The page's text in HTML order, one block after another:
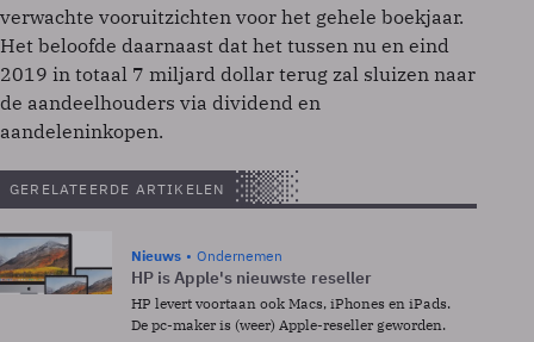
verwachte vooruitzichten voor het gehele boekjaar.
Het beloofde daarnaast dat het tussen nu en eind
2019 in totaal 7 miljard dollar terug zal sluizen naar
de aandeelhouders via dividend en
aandeleninkopen.
GERELATEERDE ARTIKELEN
Nieuws Ondernemen
HP is Apple's nieuwste reseller
HP levert voortaan ook Macs, iPhones en iPads.
De pc-maker is (weer) Apple-reseller geworden.